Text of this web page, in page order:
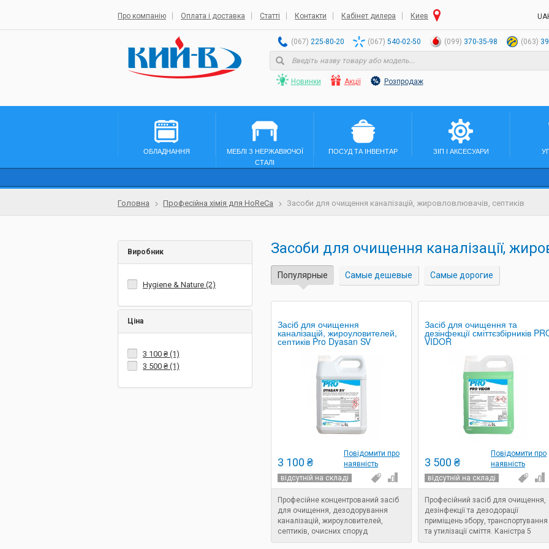
Про компанію Оплата і доставка Статті Контакти Кабінет дилера Киев
(067) 225-80-20 (067) 540-02-50 (099) 370-35-98 (063)
Новинки Акції Розпродаж
ОБЛАДНАННЯ
МЕБЛІ З НЕРЖАВІЮЧОЇ
СТАЛІ
ПОСУД ТА ІНВЕНТАР ЗІП І АКСЕСУАРИ
Головна Професійна хімія для HoReCa Засоби для очищення каналізацій, жировловлювачів, септиків
Засоби для очищення каналізації,
Популярные Самые дешевые Самые дорогие
Засіб для очищення
каналізацій, жироуловителей,
септиків Pro Dyasan SV
Повідомити про
наявність
3 100 ₴
відсутній на складі
Професійне концентрований засіб
для очищення, дезодорування
каналізацій, жироуловителей,
септиків, очисних споруд
Засіб для очищення та
дезінфекції сміттєзбірників
VIDOR
Повідомити про
наявність
3 500 ₴
відсутній на складі
Професійний засіб для очищення,
дезінфекції та дезодорації
приміщень збору, транспортування
та утилізації сміття. Каністра 5
літрів.
Виробник
Hygiene & Nature (2)
Ціна
3 100 ₴(1)
3 500 ₴(1)